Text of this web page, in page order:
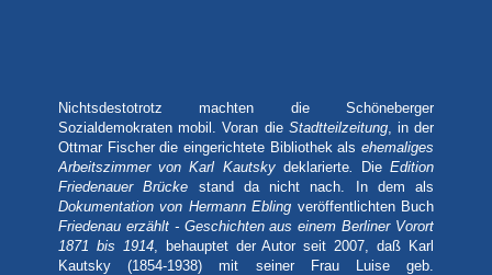
Nichtsdestotrotz machten die Schöneberger
Sozialdemokraten mobil. Voran die Stadtteilzeitung, in der
Ottmar Fischer die eingerichtete Bibliothek als ehemaliges
Arbeitszimmer von Karl Kautskydeklarierte. DieEdition
Friedenauer Brücke stand da nicht nach. In dem als
Dokumentation von Hermann Ebling veröffentlichten Buch
Friedenau erzählt - Geschichten aus einem Berliner Vorort
1871 bis 1914, behauptet der Autor seit 2007, daß Karl
Kautsky (1854-1938) mit seiner Frau Luise geb.